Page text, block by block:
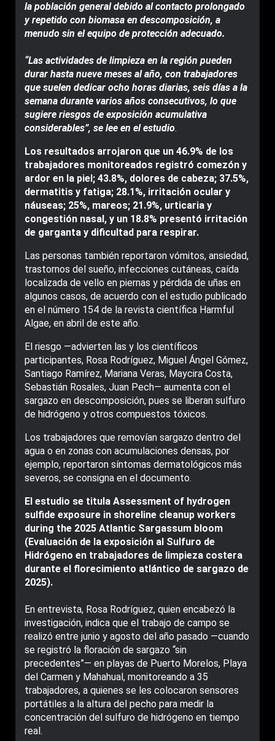
la población general debido al contacto prolongado
y repetido con biomasa en descomposición, a
menudo sin el equipo de protección adecuado.
“Las actividades de limpieza en la región pueden
durar hasta nueve meses al año, con trabajadores
que suelen dedicar ocho horas diarias, seis días a la
semana durante varios años consecutivos, lo que
sugiere riesgos de exposición acumulativa
considerables”, se lee en el estudio.
Los resultados arrojaron que un 46.9% de los
trabajadores monitoreados registró comezón y
ardor en la piel; 43.8%, dolores de cabeza; 37.5%,
dermatitis y fatiga; 28.1%, irritación ocular y
náuseas; 25%, mareos; 21.9%, urticaria y
congestión nasal, y un 18.8% presentó irritación
de garganta y dificultad para respirar.
Las personas también reportaron vómitos, ansiedad,
trastornos del sueño, infecciones cutáneas, caída
localizada de vello en piernas y pérdida de uñas en
algunos casos, de acuerdo con el estudio publicado
en el número 154 de la revista científica Harmful
Algae, en abril de este año.
El riesgo —advierten las y los científicos
participantes, Rosa Rodríguez, Miguel Ángel Gómez,
Santiago Ramírez, Mariana Veras, Maycira Costa,
Sebastián Rosales, Juan Pech— aumenta con el
sargazo en descomposición, pues se liberan sulfuro
de hidrógeno y otros compuestos tóxicos.
Los trabajadores que removían sargazo dentro del
agua o en zonas con acumulaciones densas, por
ejemplo, reportaron síntomas dermatológicos más
severos, se consigna en el documento.
El estudio se titula Assessment of hydrogen
sulfide exposure in shoreline cleanup workers
during the 2025 Atlantic Sargassum bloom
(Evaluación de la exposición al Sulfuro de
Hidrógeno en trabajadores de limpieza costera
durante el florecimiento atlántico de sargazo de
2025).
En entrevista, Rosa Rodríguez, quien encabezó la
investigación, indica que el trabajo de campo se
realizó entre junio y agosto del año pasado —cuando
se registró la floración de sargazo “sin
precedentes”— en playas de Puerto Morelos, Playa
del Carmen y Mahahual, monitoreando a 35
trabajadores, a quienes se les colocaron sensores
portátiles a la altura del pecho para medir la
concentración del sulfuro de hidrógeno en tiempo
real.